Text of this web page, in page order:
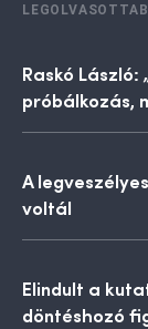
Raskó
próbálkozás,
A
voltál
Elindult a
döntéshozó